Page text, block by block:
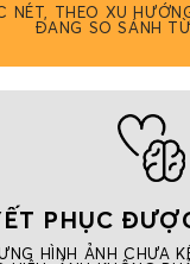
NÉT, THEO XU
ĐANG SO SÁNH
PHỤC
HÌNH ẢNH CHƯA